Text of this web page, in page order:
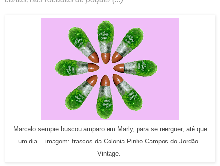
Marcelo sempre buscou amparo em Marly, para se reerguer, até que
um dia... imagem: frascos da Colonia Pinho Campos do Jordão -
Vintage.